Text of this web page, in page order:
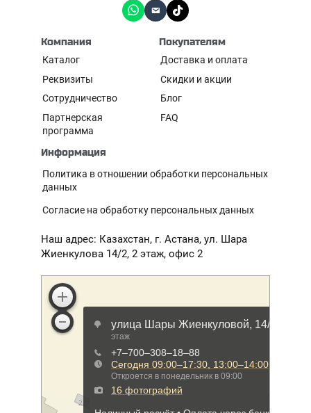
Компания
Каталог
Реквизиты
Сотрудничество
Партнерская
программа
Покупателям
Доставка и оплата
Скидки и акции
Блог
FAQ
Информация
Политика в отношении обработки персональных
данных
Согласие на обработку персональных данных
Наш адрес: Казахстан, г. Астана, ул. Шара
Жиенкулова 14/2, 2 этаж, офис 2